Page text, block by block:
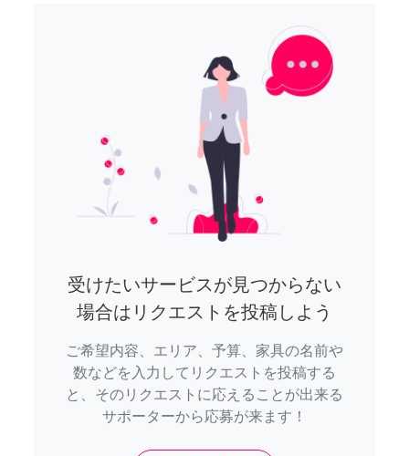
受けたいサービスが見つからない
場合はリクエストを投稿しよう
ご希望内容、エリア、予算、家具の名前や
数などを入力してリクエストを投稿する
と、そのリクエストに応えることが出来る
サポーターから応募が来ます！